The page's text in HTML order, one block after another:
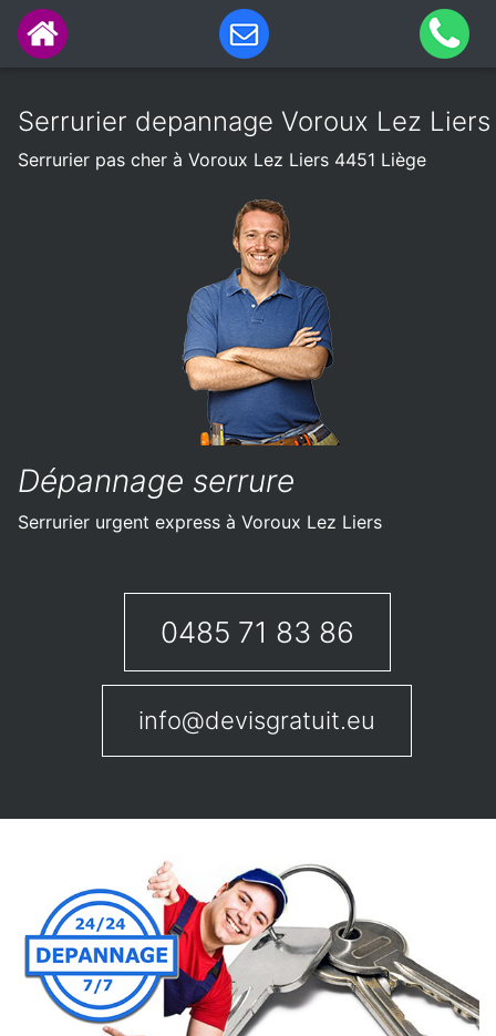
Serrurier depannage Voroux Lez Liers
Serrurier pas cher à Voroux Lez Liers 4451 Liège
Dépannage serrure
Serrurier urgent express à Voroux Lez Liers
0485 71 83 86
info@devisgratuit.eu